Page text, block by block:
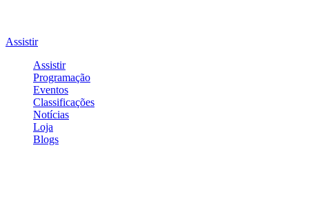
Assistir
Assistir
Programação
Eventos
Classificações
Notícias
Loja
Blogs